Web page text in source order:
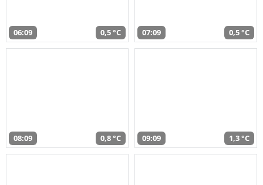
06:09 0,5 °C 07:09 0,5 °C
08:09 0,8 °C 09:09 1,3 °C